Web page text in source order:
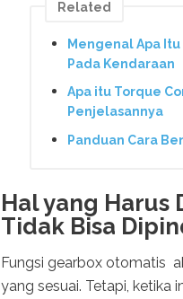
Related
Mengenal Apa
Pada Kendaraan
Apa itu Torque
Penjelasannya
Panduan Cara
Hal yang Harus
Tidak Bisa
Fungsi gearbox otomatis
yang sesuai. Tetapi, ketika